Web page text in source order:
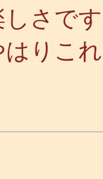
さで
りこ